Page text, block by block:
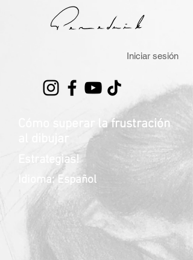
Iniciar sesión
Cómo superar la frustración
al dibujar
Estrategias!
Idioma: Español